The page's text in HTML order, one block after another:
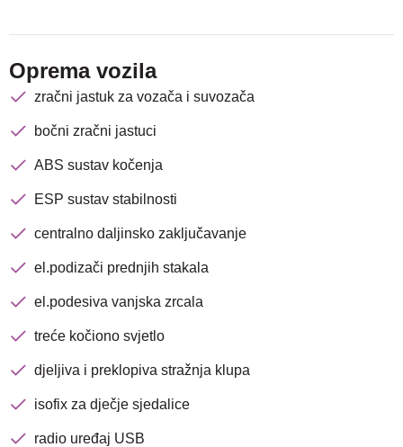
Oprema vozila
zračni jastuk za vozača i suvozača
bočni zračni jastuci
ABS sustav kočenja
ESP sustav stabilnosti
centralno daljinsko zaključavanje
el.podizači prednjih stakala
el.podesiva vanjska zrcala
treće kočiono svjetlo
djeljiva i preklopiva stražnja klupa
isofix za dječje sjedalice
radio uređaj USB
avenija 102, Resnik